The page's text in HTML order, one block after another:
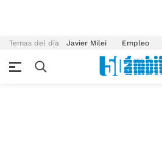
Temas del día Javier Milei Empleo